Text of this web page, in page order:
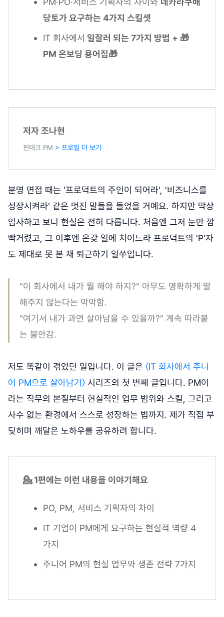
당토가 요구하는 4가지 스킬셋
IT 회사에서 일잘러 되는 7가지 방법 + 🎁
PM 온보딩 용어집🎁
저자 조나현
핀테크 PM > 프로필 더 보기
분명 면접 때는 '프로덕트의 주인이 되어라', '비즈니스를
성장시켜라' 같은 멋진 말들을 들었을 거예요. 하지만 막상
입사하고 보니 현실은 전혀 다릅니다. 처음엔 그저 눈만 깜
빡거렸고, 그 이후엔 온갖 일에 치이느라 프로덕트의 'P'자
도 제대로 못 본 채 퇴근하기 일쑤입니다.
"이 회사에서 내가 뭘 해야 하지?" 아무도 명확하게 말
해주지 않는다는 막막함.
"여기서 내가 과연 살아남을 수 있을까?" 계속 따라붙
는 불안감.
저도 똑같이 겪었던 일입니다. 이 글은 〈IT 회사에서 주니
어 PM으로 살아남기〉 시리즈의 첫 번째 글입니다. PM이
라는 직무의 본질부터 현실적인 업무 범위와 스킬, 그리고
사수 없는 환경에서 스스로 성장하는 법까지. 제가 직접 부
딪히며 깨달은 노하우를 공유하려 합니다.
💁 1편에는 이런 내용을 이야기해요
PO, PM, 서비스 기획자의 차이
IT 기업이 PM에게 요구하는 현실적 역량 4
가지
주니어 PM의 현실 업무와 생존 전략 7가지